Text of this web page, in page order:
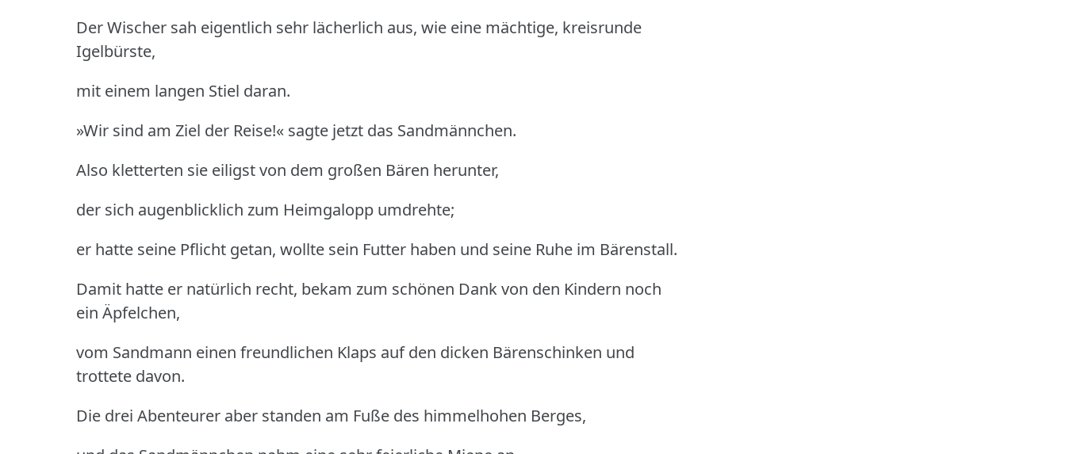
Der Wischer sah eigentlich sehr lächerlich aus, wie eine mächtige, kreisrunde
Igelbürste,
mit einem langen Stiel daran.
»Wir sind am Ziel der Reise!« sagte jetzt das Sandmännchen.
Also kletterten sie eiligst von dem großen Bären herunter,
der sich augenblicklich zum Heimgalopp umdrehte;
er hatte seine Pflicht getan, wollte sein Futter haben und seine Ruhe im Bärenstall.
Damit hatte er natürlich recht, bekam zum schönen Dank von den Kindern noch
ein Äpfelchen,
vom Sandmann einen freundlichen Klaps auf den dicken Bärenschinken und
trottete davon.
Die drei Abenteurer aber standen am Fuße des himmelhohen Berges,